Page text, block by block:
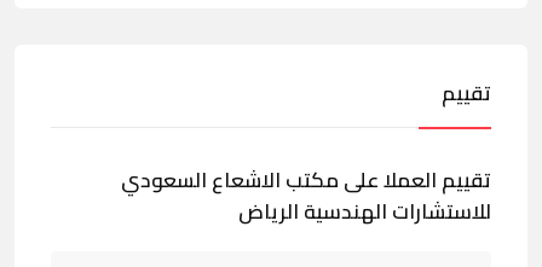
تقييم
تقييم العملا على مكتب الاشعاع السعودي
للاستشارات الهندسية الرياض